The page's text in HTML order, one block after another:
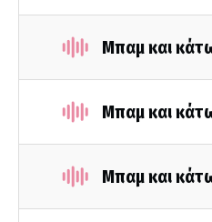
Μπαμ και
Μπαμ και
Μπαμ και